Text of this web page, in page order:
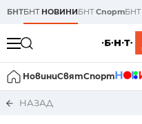
БНТБНТ НОВИНИБНТСпортБНТ
НовиниСвятСпорт
НАЗАД